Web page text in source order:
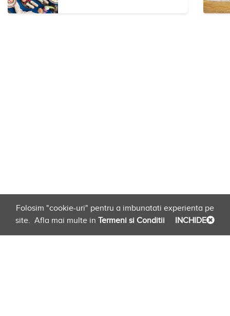
Folosim "cookie-uri" pentru a imbunatati experienta pe
site. Afla mai multe in Termeni si Conditii INCHIDE